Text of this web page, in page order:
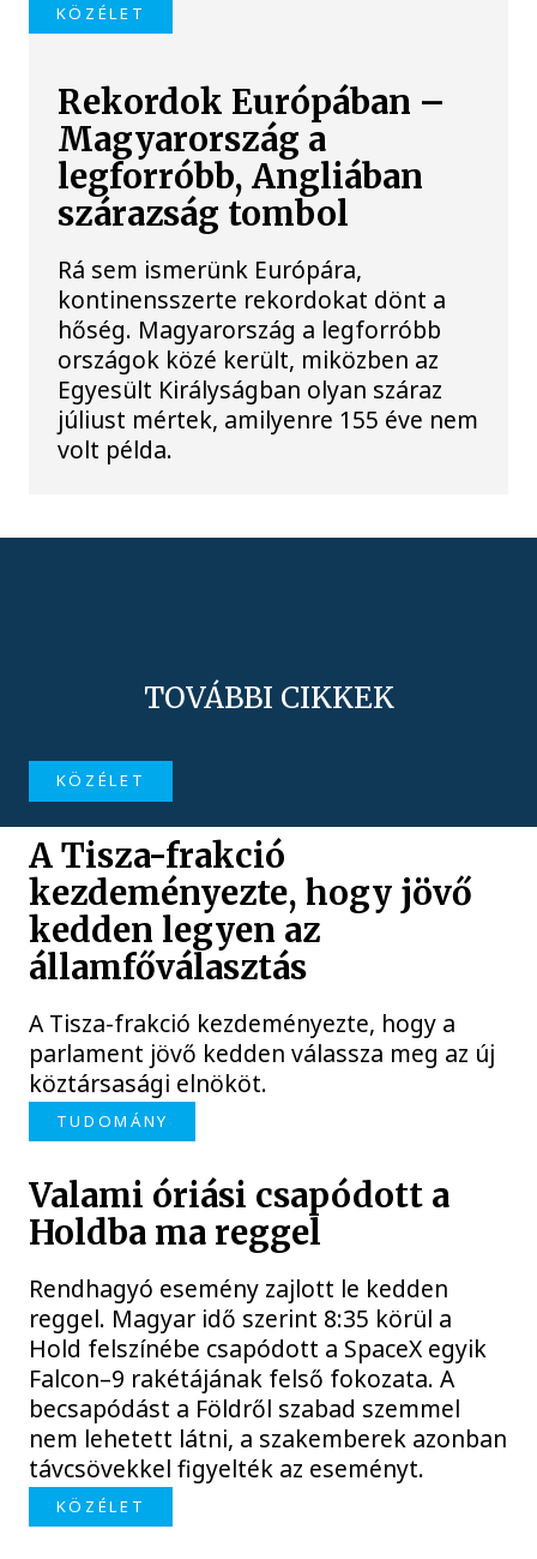
KÖZÉLET
Rekordok Európában –
Magyarország a
legforróbb, Angliában
szárazság tombol
Rá sem ismerünk Európára,
kontinensszerte rekordokat dönt a
hőség. Magyarország a legforróbb
országok közé került, miközben az
Egyesült Királyságban olyan száraz
júliust mértek, amilyenre 155 éve nem
volt példa.
TOVÁBBI CIKKEK
KÖZÉLET
A Tisza-frakció
kezdeményezte, hogy jövő
kedden legyen az
államfőválasztás
A Tisza-frakció kezdeményezte, hogy a
parlament jövő kedden válassza meg az új
köztársasági elnököt.
TUDOMÁNY
Valami óriási csapódott a
Holdba ma reggel
Rendhagyó esemény zajlott le kedden
reggel. Magyar idő szerint 8:35 körül a
Hold felszínébe csapódott a SpaceX egyik
Falcon–9 rakétájának felső fokozata. A
becsapódást a Földről szabad szemmel
nem lehetett látni, a szakemberek azonban
távcsövekkel figyelték az eseményt.
KÖZÉLET